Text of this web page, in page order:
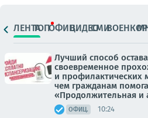
ЛЕНТАТОПОФИЦ.ВИДЕОСМИ
Лучший способ
своевременное
и профилактических
чем гражданам
«Продолжительная и
ОФИЦ. 10:24